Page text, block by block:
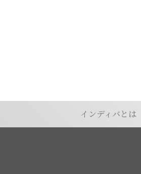
インディバとは